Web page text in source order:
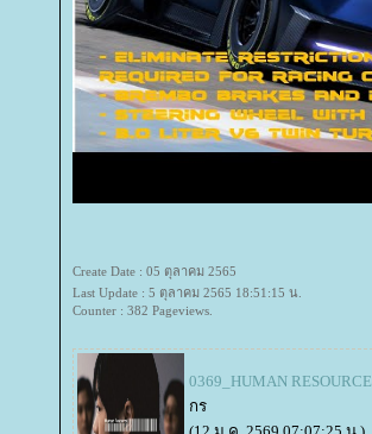
Create Date : 05 ตุลาคม 2565
Last Update : 5 ตุลาคม 2565 18:51:15 น.
Counter : 382 Pageviews.
0369_HUMAN RESOURCE
กร